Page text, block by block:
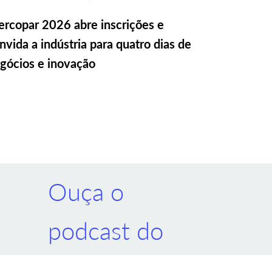
2026 abre inscrições e
a indústria para quatro dias de
e inovação
Ouça o
podcast do